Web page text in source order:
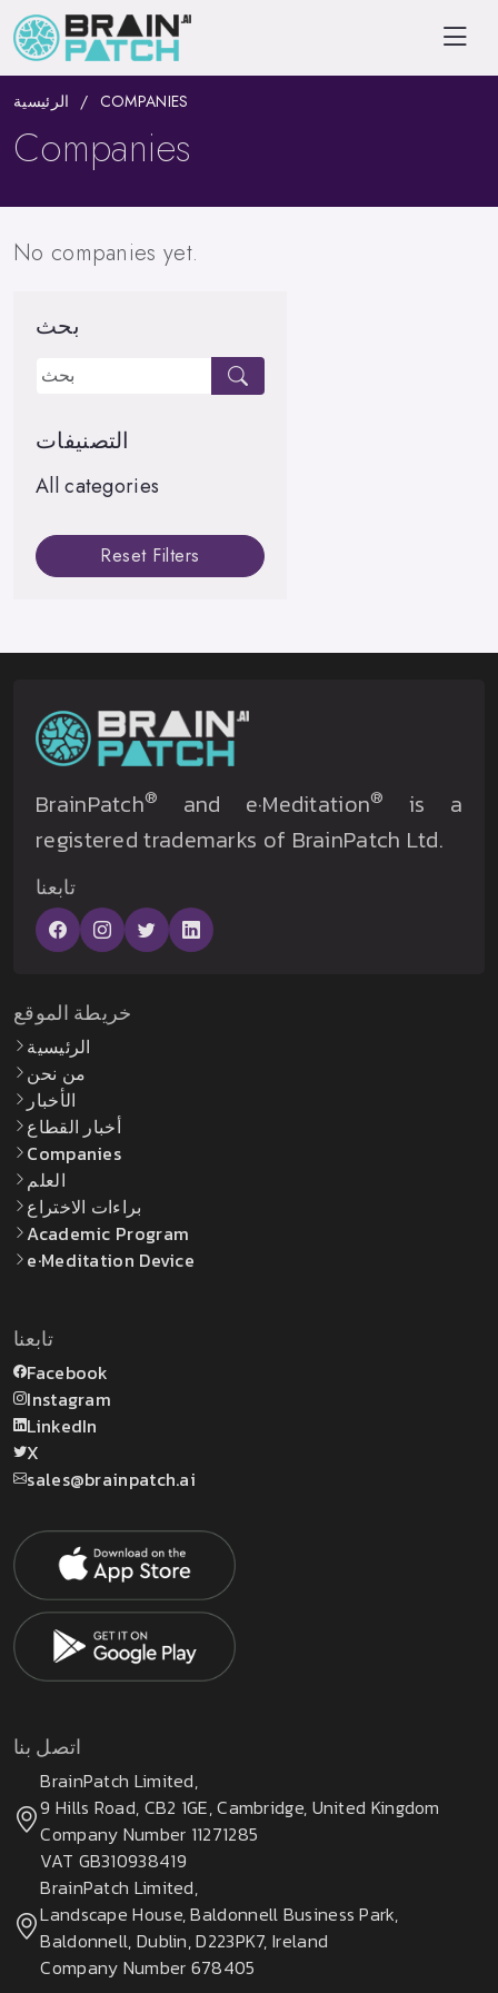
الرئيسية COMPANIES
Companies
No companies yet.
بحث
التصنيفات
All categories
Reset Filters
BrainPatch® and e·Meditation®
is a
registered trademarks of BrainPatch Ltd.
تابعنا
خريطة الموقع
الرئيسية
من نحن
الأخبار
أخبار القطاع
Companies
العلم
براءات الاختراع
Academic Program
e·Meditation Device
تابعنا
Facebook
Instagram
LinkedIn
X
sales@brainpatch.ai
اتصل بنا
BrainPatch Limited,
9 Hills Road, CB2 1GE, Cambridge, United Kingdom
Company Number 11271285
VAT GB310938419
BrainPatch Limited,
Landscape House, Baldonnell Business Park,
Baldonnell, Dublin, D223PK7, Ireland
Company Number 678405